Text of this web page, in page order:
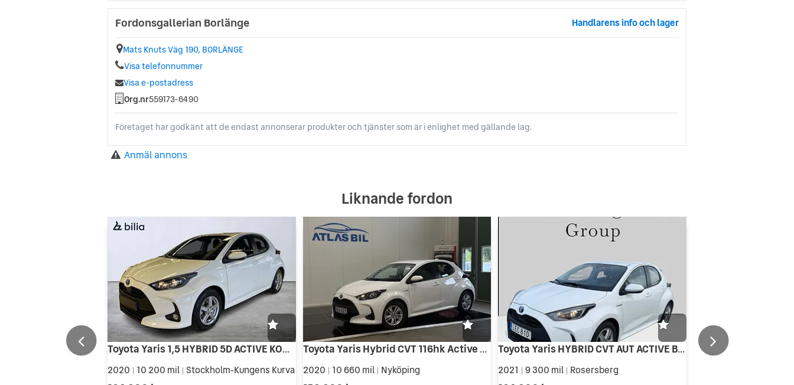
Fordonsgallerian Borlänge Handlarens info och lager
Mats Knuts Väg 190, BORLÄNGE
Visa telefonnummer
Visa e-postadress
Org.nr559173-6490
Företaget har godkänt att de endast annonserar produkter och tjänster som är i enlighet med gällande lag.
Anmäl annons
Liknande fordon
Toyota Yaris 1,5 HYBRID 5D ACTIVE KOMFORTPAKET
2020 10 200 mil Stockholm-Kungens Kurva
Toyota Yaris Hybrid CVT 116hk Active NyServad B-Kam SoV
2020 | 10 660 mil | Nyköping
Toyota Yaris HYBRID CVT AUT ACTIVE B-KAMERA CARPLAY
2021 9 300 mil Rosersberg